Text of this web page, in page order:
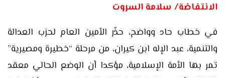
الانتفاضة/ سلامة السروت
في خطاب حاد وواضح، حذّر الأمين العام لحزب العدالة
والتنمية، عبد الإله ابن كيران، من مرحلة “خطيرة ومصيرية”
تمر بها الأمة الإسلامية، مؤكدا أن الوضع الحالي معقد